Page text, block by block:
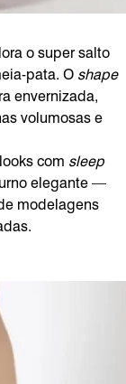
o super salto
pata. O shape
envernizada,
volumosas e
com sleep
elegante —
modelagens